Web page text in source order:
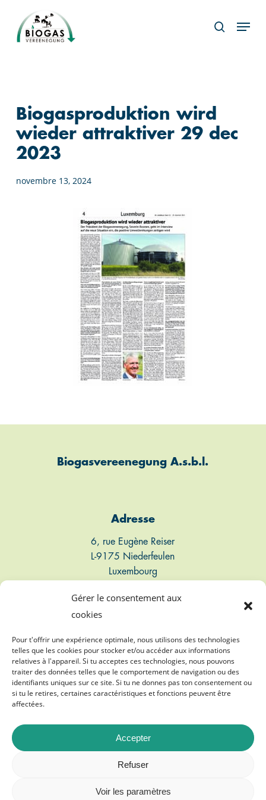
Gérer le consentement aux
cookies
Pour t'offrir une expérience optimale, nous utilisons des technologies
telles que les cookies pour stocker et/ou accéder aux informations
relatives à l'appareil. Si tu acceptes ces technologies, nous pouvons
traiter des données telles que le comportement de navigation ou des
identifiants uniques sur ce site. Si tu ne donnes pas ton consentement ou
si tu le retires, certaines caractéristiques et fonctions peuvent être
affectées.
Accepter
Refuser
Voir les paramètres
main
search
Biogasproduktion wird
wieder attraktiver 29 dec
2023
novembre 13, 2024
Biogasvereenegung A.s.b.l.
Adresse
6, rue Eugène Reiser
L-9175 Niederfeulen
Luxembourg
T: +352 661 497 947
E: info@biogasvereenegung.lu
Biogasvereenegung A.s.b.l.
Protection des données